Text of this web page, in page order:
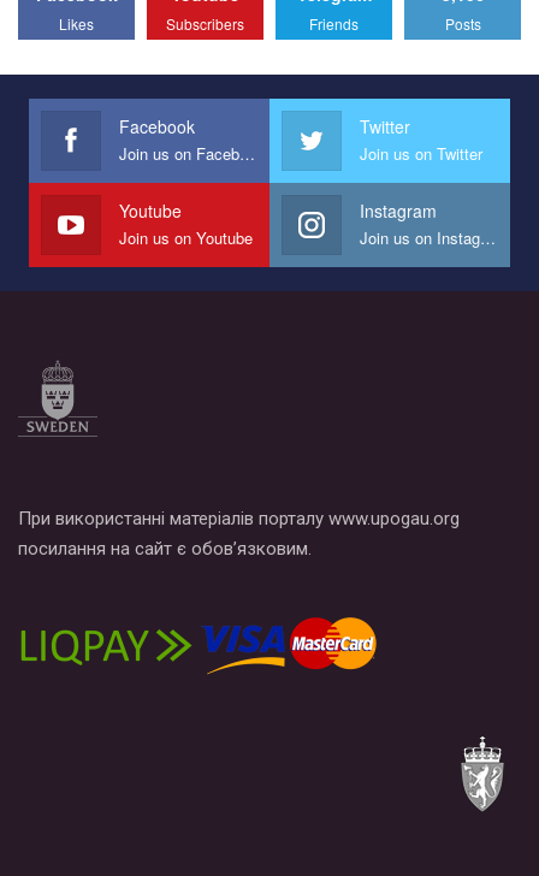
Эмоционально сильный ролик от команды "Гей-альянс
представляющий программу развития организации.
Мы просим вас поддержать нас и помочь нам реализовать
наш план по борьбе с насилием и дискриминацией на почве
СОГИ в Украине.
Все, что вам нужно сделать - это зайти на наш канал YouTube
Likes Subscribers Friends Posts
Facebook
Join us on Facebook
Twitter
Join us on Twitter
Youtube
Join us on Youtube
Instagram
Join us on Instagram
При використанні матеріалів порталу www.upogau.org
посилання на сайт є обов’язковим.